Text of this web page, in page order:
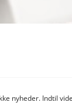
nyheder. Indtil